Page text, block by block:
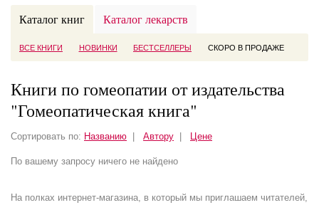
Каталог книг Каталог лекарств
ВСЕ КНИГИ НОВИНКИ БЕСТСЕЛЛЕРЫ СКОРО В ПРОДАЖЕ
Книги по гомеопатии от издательства
"Гомеопатическая книга"
Сортировать по: Названию Автору Цене
По вашему запросу ничего не найдено
На полках интернет-магазина, в который мы приглашаем читателей,